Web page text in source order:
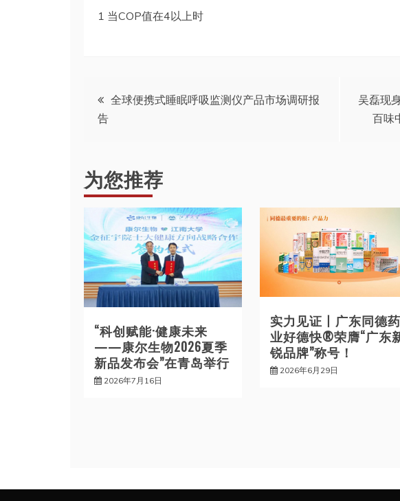
1 当COP值在4以上时
文
章
导
航
全球便携式睡眠呼吸监测仪产品市场调研报
告
吴磊现
百味
为您推荐
“科创赋能·健康未来
——康尔生物2026夏季
新品发布会”在青岛举行
2026年7月16日
实力见证丨广东同德药
业好德快®荣膺“广东
锐品牌”称号！
2026年6月29日